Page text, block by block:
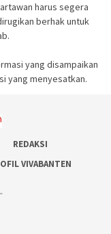
harus segera
berhak untuk
yang disampaikan
yang menyesatkan.
REDAKSI
VIVABANTEN